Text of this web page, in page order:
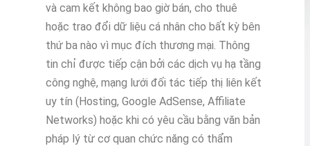
và cam kết không bao giờ bán, cho thuê
hoặc trao đổi dữ liệu cá nhân cho bất kỳ bên
thứ ba nào vì mục đích thương mại. Thông
tin chỉ được tiếp cận bởi các dịch vụ hạ tầng
công nghệ, mạng lưới đối tác tiếp thị liên kết
uy tín (Hosting, Google AdSense, Affiliate
Networks) hoặc khi có yêu cầu bằng văn bản
pháp lý từ cơ quan chức năng có thẩm